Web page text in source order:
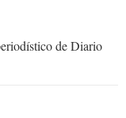
de Diario